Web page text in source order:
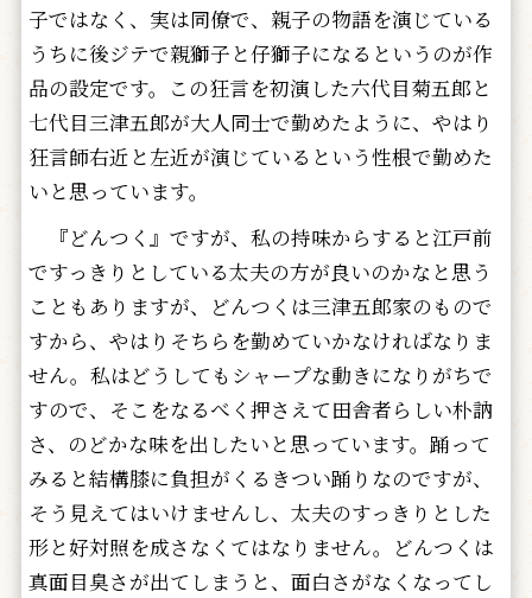
子ではなく、実は同僚で、親子の物語を演じている
うちに後ジテで親獅子と仔獅子になるというのが作
品の設定です。この狂言を初演した六代目菊五郎と
七代目三津五郎が大人同士で勤めたように、やはり
狂言師右近と左近が演じているという性根で勤めた
いと思っています。
『どんつく』ですが、私の持味からすると江戸前
ですっきりとしている太夫の方が良いのかなと思う
こともありますが、どんつくは三津五郎家のもので
すから、やはりそちらを勤めていかなければなりま
せん。私はどうしてもシャープな動きになりがちで
すので、そこをなるべく押さえて田舎者らしい朴訥
さ、のどかな味を出したいと思っています。踊って
みると結構膝に負担がくるきつい踊りなのですが、
そう見えてはいけませんし、太夫のすっきりとした
形と好対照を成さなくてはなりません。どんつくは
真面目臭さが出てしまうと、面白さがなくなってし